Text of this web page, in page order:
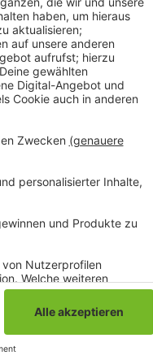
alter Antrag des
Einwände
Diese neuen Unterlagen
das Ministerium jetzt
äußern. Zum
um Jahre nach hinten
in